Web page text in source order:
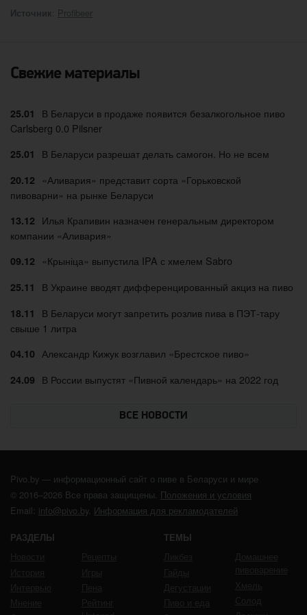
Источник Profibeer
Свежие материалы
25.01
В Беларуси в продаже появится безалкогольное пиво
Carlsberg 0.0 Pilsner
25.01 В Беларуси разрешат делать самогон. Но не всем
20.12
«Аливария» представит сорта «Горьковской
пивоварни» на рынке Беларуси
13.12 Илья Крапивин назначен генеральным директором
компании «Аливария»
09.12 «Крыніца» выпустила IPA с хмелем Sabro
25.11 В Украине вводят дифференцированный акциз на пиво
18.11
В Беларуси могут запретить розлив пива в ПЭТ-тару
свыше 1 литра
04.10 Александр Кижук возглавил «Брестское пиво»
24.09 В России выпустят «Пивной календарь» на 2022 год
ВСЕ НОВОСТИ
Pivo.by — информационный сайт о пиве в Беларуси и мире
© 2016–2026 Все права защищены. Положения и условия
Email: info@pivo.by. Информация для рекламодателей
РАЗДЕЛЫ ТЕМЫ